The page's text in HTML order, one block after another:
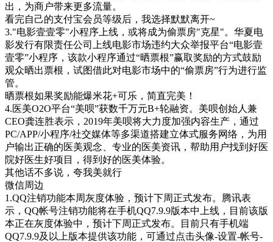
出，为商户带来更多流量。
看完自己的支付宝会员等级后，我选择默默离开~
3."电影壹壹零"小程序上线，或将成为偷票房"克星"。华夏电
影发行有限责任公司上线电影市场违约大众举报平台“电影壹
壹零”小程序，该款小程序通过“晒票根”赢取奖励的方式鼓励
观众晒出票根，试图借此对电影市场中的“偷票房”行为进行监
管。
晒票根如果奖励能爆米花+可乐，简直完美！
4.医美O2O平台“美呗”获数千万元B+轮融资。美呗创始人兼
CEO龚连胜表示，2019年美呗将大力度加强内容生产，通过
PC/APP/小程序/社交媒体等多渠道搭建立体式服务网络，为用
户输出正确的医美观念、专业的医美资讯，帮助用户找到好医
院好医生好项目，得到好的医美体验。
其他话不多说，夸我美就行
微信周边
1.QQ注销功能本周灰度体验，预计下周正式发布。腾讯表
示，QQ帐号注销功能将在手机QQ7.9.9版本中上线，目前该版
本正在灰度体验中，预计下周正式发布。目前只有手机端
QQ7.9.9及以上版本提供该功能，可通过点击头像-设置-帐号-